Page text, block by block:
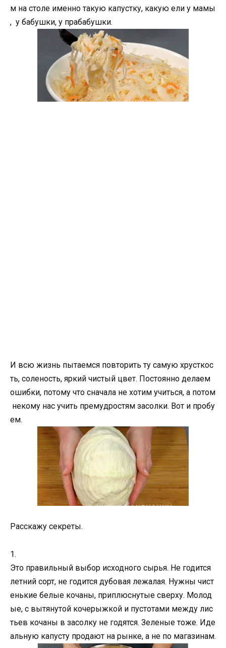
м на столе именно такую капустку, какую ели у мамы
, у бабушки, у прабабушки.
И всю жизнь пытаемся повторить ту самую хрусткос
ть, соленость, яркий чистый цвет. Постоянно делаем
ошибки, потому что сначала не хотим учиться, а потом
некому нас учить премудростям засолки. Вот и пробу
ем.
Расскажу секреты.
1.
Это правильный выбор исходного сырья. Не годится
летний сорт, не годится дубовая лежалая. Нужны чист
енькие белые кочаны, приплюснутые сверху. Молод
ые, с вытянутой кочерыжкой и пустотами между лис
тьев кочаны в засолку не годятся. Зеленые тоже. Иде
альную капусту продают на рынке, а не по магазинам.